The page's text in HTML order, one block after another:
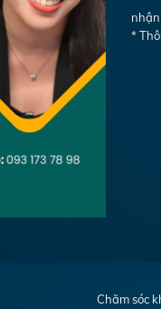
*
Chăm sóc